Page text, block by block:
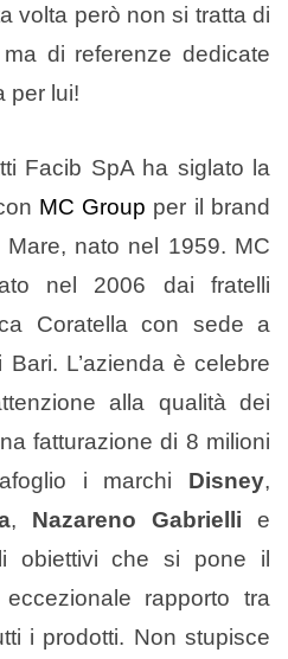
volta però non si tratta di
ma di referenze dedicate
per lui!
Facib SpA ha siglato la
MC Group per il brand
nato nel 1959. MC
nel 2006 dai fratelli
Coratella con sede a
L’azienda è celebre
alla qualità dei
fatturazione di 8 milioni
i marchi Disney,
, Nazareno Gabrielli e
obiettivi che si pone il
rapporto tra
i prodotti. Non stupisce